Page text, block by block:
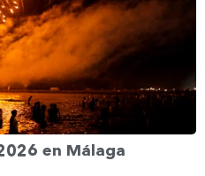
en Málaga